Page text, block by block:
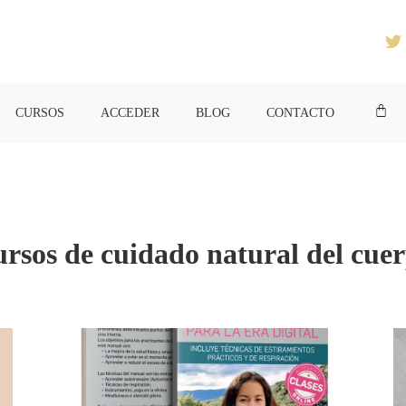
CURSOS ACCEDER BLOG CONTACTO
de cuidado natural del